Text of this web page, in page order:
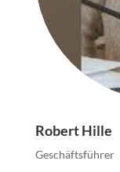
Robert Hille
Geschäftsführer